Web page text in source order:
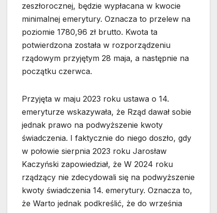
zeszłorocznej, będzie wypłacana w kwocie
minimalnej emerytury. Oznacza to przelew na
poziomie 1780,96 zł brutto. Kwota ta
potwierdzona została w rozporządzeniu
rządowym przyjętym 28 maja, a następnie na
początku czerwca.
Przyjęta w maju 2023 roku ustawa o 14.
emeryturze wskazywała, że Rząd dawał sobie
jednak prawo na podwyższenie kwoty
świadczenia. I faktycznie do niego doszło, gdy
w połowie sierpnia 2023 roku Jarosław
Kaczyński zapowiedział, że W 2024 roku
rządzący nie zdecydowali się na podwyższenie
kwoty świadczenia 14. emerytury. Oznacza to,
że Warto jednak podkreślić, że do września